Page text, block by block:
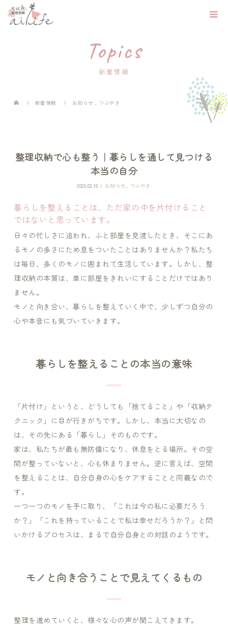
Topics
新着情報
新着情報 お知らせ , つぶやき
整理収納で心も整う｜暮らしを通して見つける
本当の自分
2026.03.16 お知らせ, つぶやき
暮らしを整えることは、ただ家の中を片付けること
ではないと思っています。
日々の忙しさに追われ、ふと部屋を見渡したとき、そこにあ
るモノの多さにため息をついたことはありませんか？私たち
は毎日、多くのモノに囲まれて生活しています。しかし、整
理収納の本質は、単に部屋をきれいにすることだけではあり
ません。
モノと向き合い、暮らしを整えていく中で、少しずつ自分の
心や本音にも気づいていきます。
暮らしを整えることの本当の意味
「片付け」というと、どうしても「捨てること」や「収納テ
クニック」に目が行きがちです。しかし、本当に大切なの
は、その先にある「暮らし」そのものです。
家は、私たちが最も無防備になり、休息をとる場所。その空
間が整っていないと、心も休まりません。逆に言えば、空間
を整えることは、自分自身の心をケアすることと同義なので
す。
一つ一つのモノを手に取り、「これは今の私に必要だろう
か？」「これを持っていることで私は幸せだろうか？」と問
いかけるプロセスは、まるで自分自身との対話のようです。
モノと向き合うことで見えてくるもの
整理を進めていくと、様々な心の声が聞こえてきます。